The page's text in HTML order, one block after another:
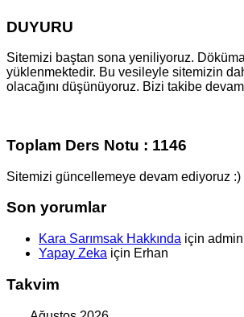
DUYURU
Sitemizi baştan sona yeniliyoruz.
yüklenmektedir. Bu vesileyle sitemizin
olacağını düşünüyoruz. Bizi takibe
Toplam Ders Notu : 1146
Sitemizi güncellemeye devam ediyoruz :)
Son yorumlar
Kara Sarımsak Hakkında için admin
Yapay Zeka için Erhan
Takvim